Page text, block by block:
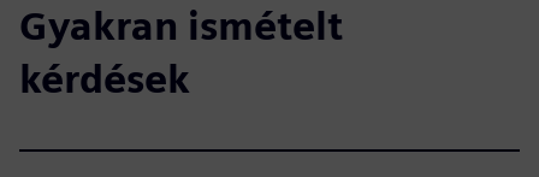
Gyakran ismételt
kérdések